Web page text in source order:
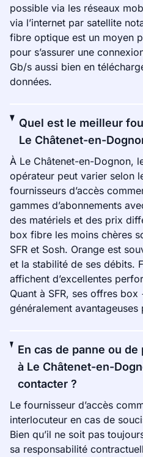
possible via les réseaux
via l’internet par satellite
fibre optique est un moyen
pour s’assurer une
Gb/s aussi bien en
données.
Quel est le meilleur
Le Châtenet-en-
À Le Châtenet-en-Dognon,
opérateur peut varier selon
fournisseurs d’accès
gammes d’abonnements
des matériels et des prix
box fibre les moins chères
SFR et Sosh. Orange est
et la stabilité de ses débits.
affichent d’excellentes
Quant à SFR, ses offres
généralement
En cas de panne ou
à Le Châtenet-en-
contacter ?
Le fournisseur d’accès
interlocuteur en cas de
Bien qu’il ne soit pas
sa responsabilité